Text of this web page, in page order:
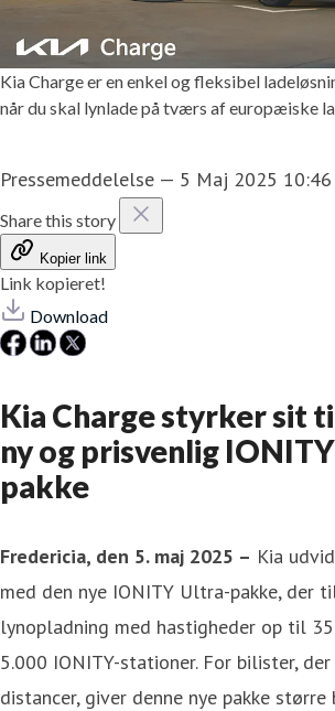
Kia Charge er en enkel og fleksibel
når du skal lynlade på tværs af europæiske
Pressemeddelelse — 5 Maj 2025 10:46
Share this story
Kopier link
Link kopieret!
Download
Kia Charge styrker sit
ny og prisvenlig
pakke
Fredericia, den 5. maj 2025 – Kia
med den nye IONITY Ultra-pakke, der
lynopladning med hastigheder op til
5.000 IONITY-stationer. For bilister,
distancer, giver denne nye pakke større